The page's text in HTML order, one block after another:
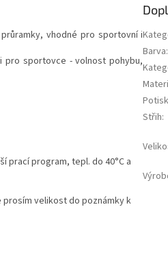
vhodné pro sportovní i
pro sportovce - volnost pohybu,
prací program, tepl. do 40°C a
velikost do poznámky k
Barva:
Potisk
Střih: